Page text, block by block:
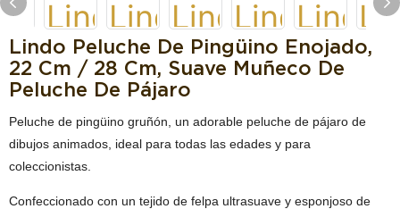
Lindo Peluche De Pingüino Enojado,
22 Cm / 28 Cm, Suave Muñeco De
Peluche De Pájaro
Peluche de pingüino gruñón, un adorable peluche de pájaro de
dibujos animados, ideal para todas las edades y para
coleccionistas.
Confeccionado con un tejido de felpa ultrasuave y esponjoso de